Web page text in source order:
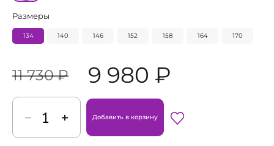
Размеры
134 140 146 152 158 164 170
11 730 ₽ 9 980 ₽
Добавить в корзину